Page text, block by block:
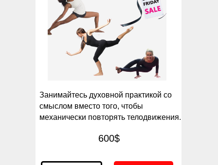
Занимайтесь духовной практикой со
смыслом вместо того, чтобы
механически повторять телодвижения.
600$